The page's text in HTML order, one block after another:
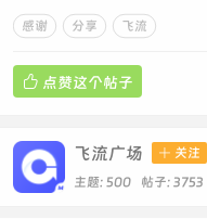
感谢 分享 飞流
 点赞这个帖子
飞流广场  关注
主题: 500 帖子: 3753